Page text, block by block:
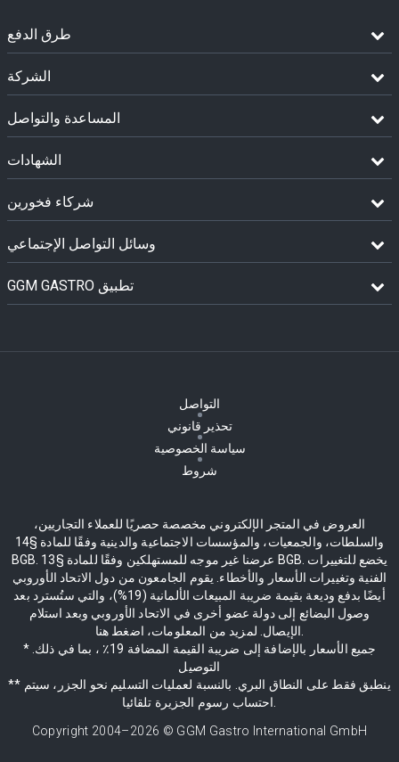
طرق الدفع
الشركة
المساعدة والتواصل
الشهادات
شركاء فخورين
وسائل التواصل الإجتماعي
GGM GASTRO تطبيق
التواصل
تحذير قانوني
سياسة الخصوصية
شروط
العروض في المتجر الإلكتروني مخصصة حصريًا للعملاء التجاريين،
والسلطات، والجمعيات، والمؤسسات الاجتماعية والدينية وفقًا للمادة §14
BGB. عرضنا غير موجه للمستهلكين وفقًا للمادة §13 BGB. يخضع للتغييرات
الفنية وتغييرات الأسعار والأخطاء. يقوم الجامعون من دول الاتحاد الأوروبي
أيضًا بدفع وديعة بقيمة ضريبة المبيعات الألمانية (19%)، والتي ستُسترد بعد
وصول البضائع إلى دولة عضو أخرى في الاتحاد الأوروبي وبعد استلام
* جميع الأسعار بالإضافة إلى ضريبة القيمة المضافة 19٪ ، بما في ذلك.
التوصيل
** ينطبق فقط على النطاق البري. بالنسبة لعمليات التسليم نحو الجزر، سيتم
Copyright 2004–2026 © GGM Gastro International GmbH